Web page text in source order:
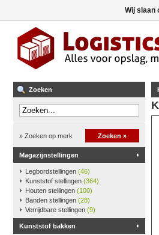
Zoeken
» Zoeken op merk Zoeken »
Magazijnstellingen
Legbordstellingen (46)
Kunststof stellingen (364)
Houten stellingen (100)
Banden stellingen (28)
Verrijdbare stellingen (9)
Kunststof bakken
Wij slaan